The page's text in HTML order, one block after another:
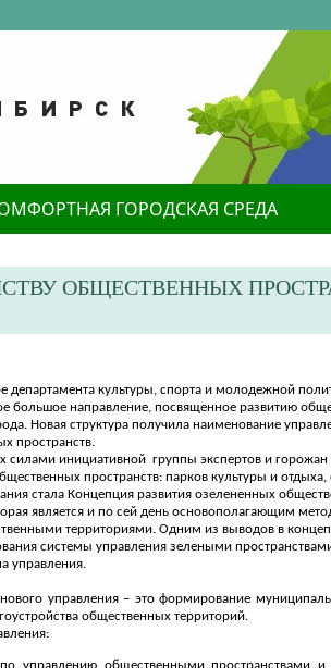
ГОРОДСКАЯ СРЕДА
ОБЩЕСТВЕННЫХ
департамента культуры, спорта и молодежной
большое направление, посвященное развитию
Новая структура получила наименование
пространств.
силами инициативной группы экспертов и
пространств: парков культуры и отдыха,
стала Концепция развития озелененных
является и по сей день основополагающим
территориями. Одним из выводов в
системы управления зелеными
управления.
нового управления – это формирование
общественных территорий.